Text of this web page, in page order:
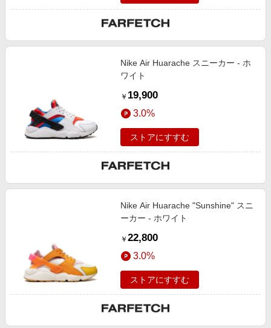
Nike Air Huarache スニーカー - ホ
ワイト
￥ 19,900
3.0%
ストアにすすむ
Nike Air Huarache "Sunshine" スニ
ーカー - ホワイト
￥ 22,800
3.0%
ストアにすすむ